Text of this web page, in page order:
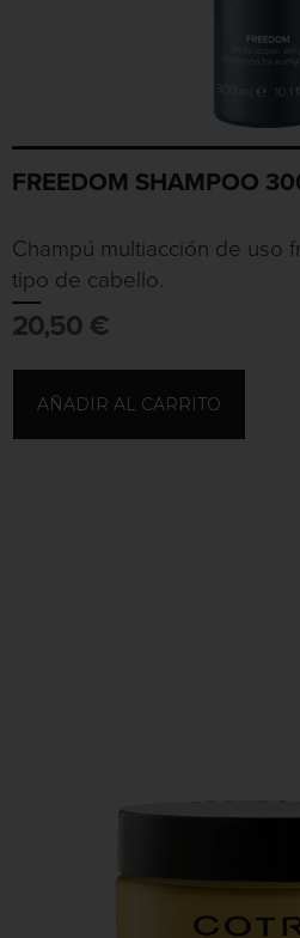
FREEDOM SHAMPOO
Champú multiacción de uso
tipo de cabello.
20,50 €
AÑADIR AL CARRITO